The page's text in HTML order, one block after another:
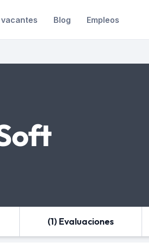
Blog Empleos
(1) Evaluaciones